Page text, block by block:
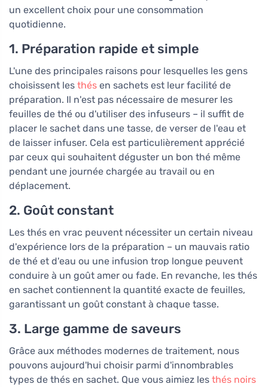
un excellent choix pour une consommation
quotidienne.
1. Préparation rapide et simple
L'une des principales raisons pour lesquelles les gens
choisissent les thés en sachets est leur facilité de
préparation. Il n'est pas nécessaire de mesurer les
feuilles de thé ou d'utiliser des infuseurs – il suffit de
placer le sachet dans une tasse, de verser de l'eau et
de laisser infuser. Cela est particulièrement apprécié
par ceux qui souhaitent déguster un bon thé même
pendant une journée chargée au travail ou en
déplacement.
2. Goût constant
Les thés en vrac peuvent nécessiter un certain niveau
d'expérience lors de la préparation – un mauvais ratio
de thé et d'eau ou une infusion trop longue peuvent
conduire à un goût amer ou fade. En revanche, les thés
en sachet contiennent la quantité exacte de feuilles,
garantissant un goût constant à chaque tasse.
3. Large gamme de saveurs
Grâce aux méthodes modernes de traitement, nous
pouvons aujourd'hui choisir parmi d'innombrables
types de thés en sachet. Que vous aimiez les thés noirs